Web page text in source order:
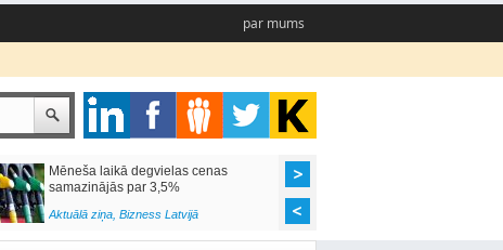
par mums
Mēneša laikā degvielas cenas
samazinājās par 3,5%
Aktuālā ziņa, Bizness Latvijā